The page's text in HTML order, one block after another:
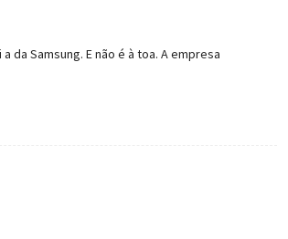
da Samsung. E não é à toa. A empresa